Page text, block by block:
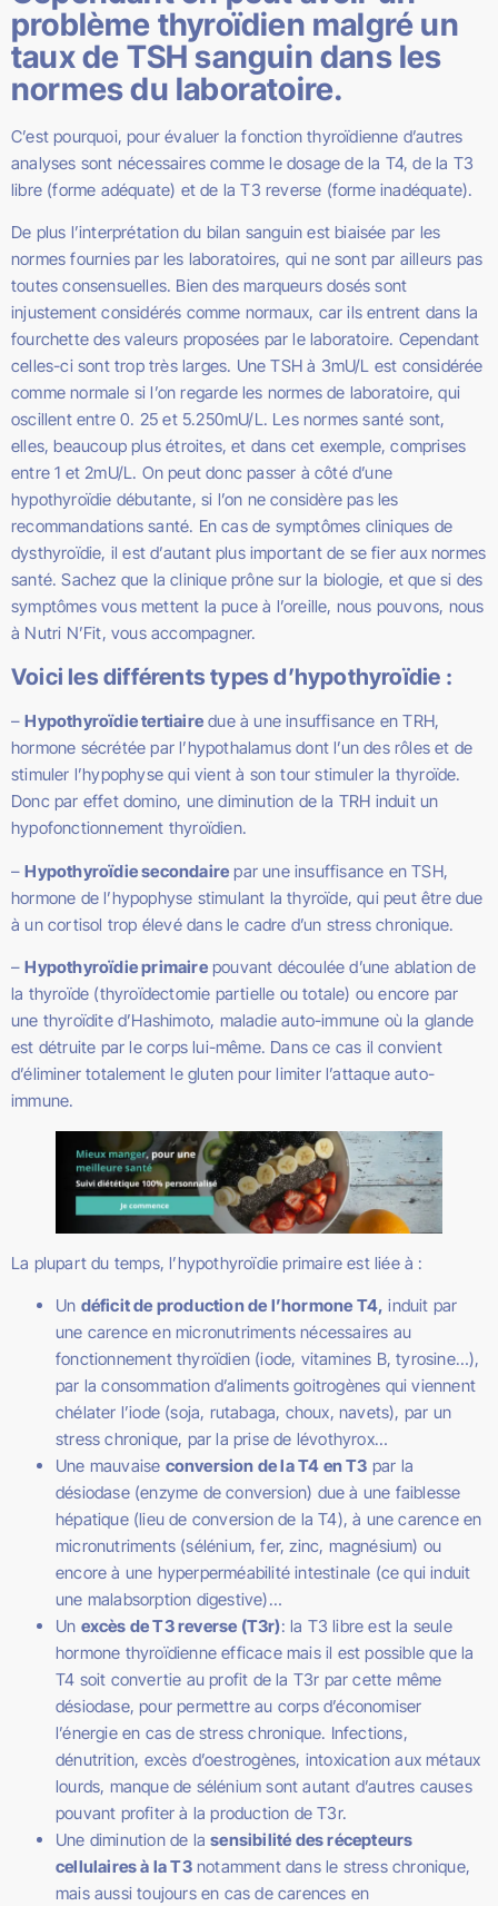
problème thyroïdien malgré un
taux de TSH sanguin dans les
normes du laboratoire.
C’est pourquoi, pour évaluer la fonction thyroïdienne d’autres
analyses sont nécessaires comme le dosage de la T4, de la T3
libre (forme adéquate) et de la T3 reverse (forme inadéquate).
De plus l’interprétation du bilan sanguin est biaisée par les
normes fournies par les laboratoires, qui ne sont par ailleurs pas
toutes consensuelles. Bien des marqueurs dosés sont
injustement considérés comme normaux, car ils entrent dans la
fourchette des valeurs proposées par le laboratoire. Cependant
celles-ci sont trop très larges. Une TSH à 3mU/L est considérée
comme normale si l’on regarde les normes de laboratoire, qui
oscillent entre 0. 25 et 5.250mU/L. Les normes santé sont,
elles, beaucoup plus étroites, et dans cet exemple, comprises
entre 1 et 2mU/L. On peut donc passer à côté d’une
hypothyroïdie débutante, si l’on ne considère pas les
recommandations santé. En cas de symptômes cliniques de
dysthyroïdie, il est d’autant plus important de se fier aux normes
santé. Sachez que la clinique prône sur la biologie, et que si des
symptômes vous mettent la puce à l’oreille, nous pouvons, nous
à Nutri N’Fit, vous accompagner.
Voici les différents types d’hypothyroïdie :
–Hypothyroïdie tertiaire due à une insuffisance en TRH,
hormone sécrétée par l’hypothalamus dont l’un des rôles et de
stimuler l’hypophyse qui vient à son tour stimuler la thyroïde.
Donc par effet domino, une diminution de la TRH induit un
hypofonctionnement thyroïdien.
–Hypothyroïdie secondaire par une insuffisance en TSH,
hormone de l’hypophyse stimulant la thyroïde, qui peut être due
à un cortisol trop élevé dans le cadre d’un stress chronique.
–Hypothyroïdie primairepouvant découlée d’une ablation de
la thyroïde (thyroïdectomie partielle ou totale) ou encore par
une thyroïdite d’Hashimoto, maladie auto-immune où la glande
est détruite par le corps lui-même. Dans ce cas il convient
d’éliminer totalement le gluten pour limiter l’attaque auto-
immune.
La plupart du temps, l’hypothyroïdie primaire est liée à :
Un déficit de production de l’hormone T4, induit par
une carence en micronutriments nécessaires au
fonctionnement thyroïdien (iode, vitamines B, tyrosine…),
par la consommation d’aliments goitrogènes qui viennent
chélater l’iode (soja, rutabaga, choux, navets), par un
stress chronique, par la prise de lévothyrox…
Une mauvaise conversion de la T4 en T3 par la
désiodase (enzyme de conversion) due à une faiblesse
hépatique (lieu de conversion de la T4), à une carence en
micronutriments (sélénium, fer, zinc, magnésium) ou
encore à une hyperperméabilité intestinale (ce qui induit
une malabsorption digestive)…
Un excès de T3 reverse (T3r): la T3 libre est la seule
hormone thyroïdienne efficace mais il est possible que la
T4 soit convertie au profit de la T3r par cette même
désiodase, pour permettre au corps d’économiser
l’énergie en cas de stress chronique. Infections,
dénutrition, excès d’oestrogènes, intoxication aux métaux
lourds, manque de sélénium sont autant d’autres causes
pouvant profiter à la production de T3r.
Une diminution de lasensibilité des récepteurs
cellulaires à la T3notamment dans le stress chronique,
mais aussi toujours en cas de carences en